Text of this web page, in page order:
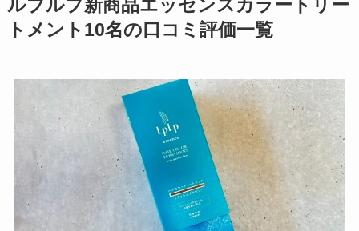
ルプルプ新商品エッセンスカラートリー
トメント10名の口コミ評価一覧